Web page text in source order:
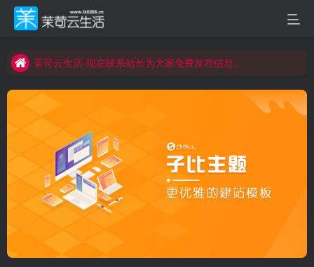
茉苛云生活-现在联系站长为大家免费发布信息。
茉苛云生活-现在联系站长为大家免费发布信息。